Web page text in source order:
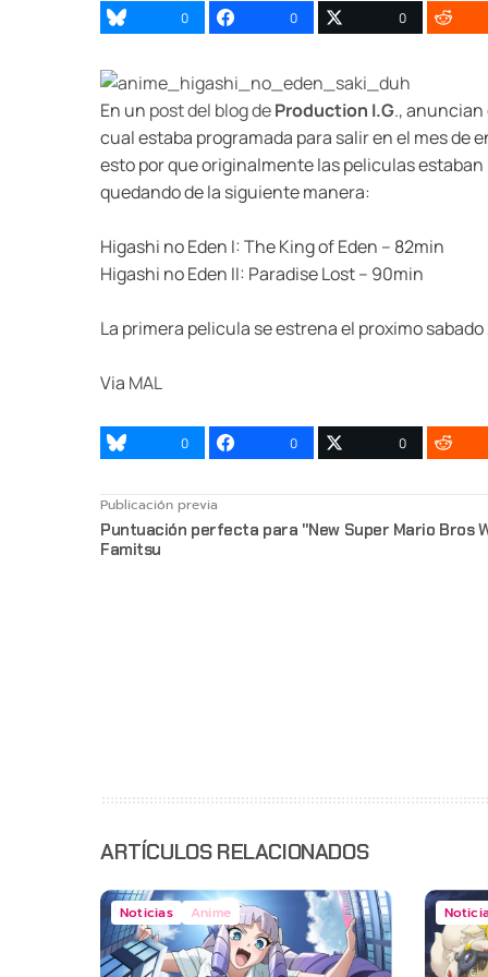
0 0 0
En un post del blog deProduction I.G., anuncian
cual estaba programada para salir en el mes de
esto por que originalmente las peliculas
quedando de la siguiente manera:
Higashi no Eden I: The King of Eden – 82min
Higashi no Eden II: Paradise Lost – 90min
La primera pelicula se estrena el proximo
Via MAL
0 0 0
Publicación previa
Puntuación perfecta para "New Super Mario Bros
Famitsu
ARTÍCULOS RELACIONADOS
Noticias Anime